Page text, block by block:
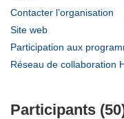
Contacter l’organisation
Site web
dans
Participation aux
Réseau de collaboration
Participants